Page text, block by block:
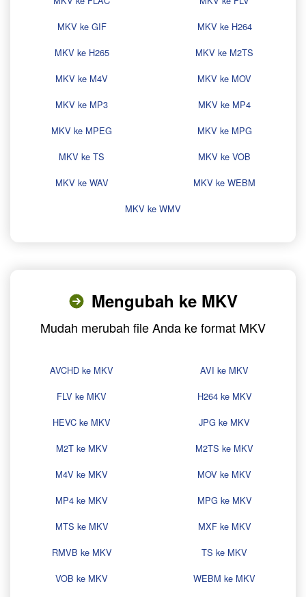
MKV ke GIF
MKV ke H264
MKV ke H265
MKV ke M2TS
MKV ke M4V
MKV ke MOV
MKV ke MP3
MKV ke MP4
MKV ke MPEG
MKV ke MPG
MKV ke TS
MKV ke VOB
MKV ke WAV
MKV ke WEBM
MKV ke WMV
Mengubah ke MKV
Mudah merubah file Anda ke format MKV
AVCHD ke MKV
AVI ke MKV
FLV ke MKV
H264 ke MKV
HEVC ke MKV
JPG ke MKV
M2T ke MKV
M2TS ke MKV
M4V ke MKV
MOV ke MKV
MP4 ke MKV
MPG ke MKV
MTS ke MKV
MXF ke MKV
RMVB ke MKV
TS ke MKV
VOB ke MKV
WEBM ke MKV